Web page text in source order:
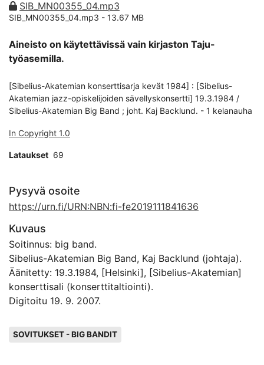
SIB_MN00355_04.mp3
SIB_MN00355_04.mp3 - 13.67 MB
Aineisto on käytettävissä vain kirjaston Taju-
työasemilla.
[Sibelius-Akatemian konserttisarja kevät 1984] : [Sibelius-
Akatemian jazz-opiskelijoiden sävellyskonsertti] 19.3.1984 /
Sibelius-Akatemian Big Band ; joht. Kaj Backlund. - 1 kelanauha
In Copyright 1.0
Lataukset 69
Pysyvä osoite
https://urn.fi/URN:NBN:fi-fe2019111841636
Kuvaus
Soitinnus: big band.
Sibelius-Akatemian Big Band, Kaj Backlund (johtaja).
Äänitetty: 19.3.1984, [Helsinki], [Sibelius-Akatemian]
konserttisali (konserttitaltiointi).
Digitoitu 19. 9. 2007.
SOVITUKSET - BIG BANDIT